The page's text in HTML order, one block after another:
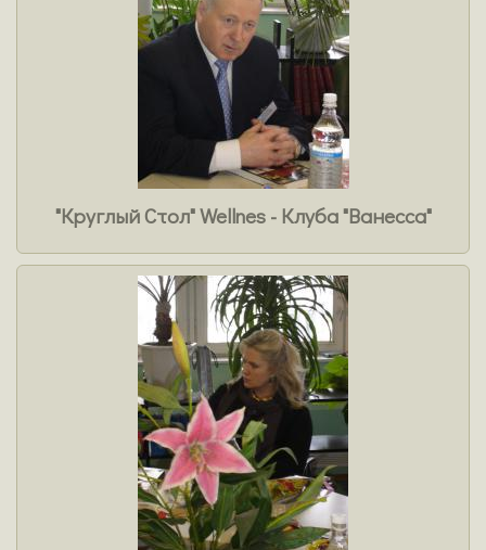
"Круглый Стол" Wellnes - Клуба "Ванесса"